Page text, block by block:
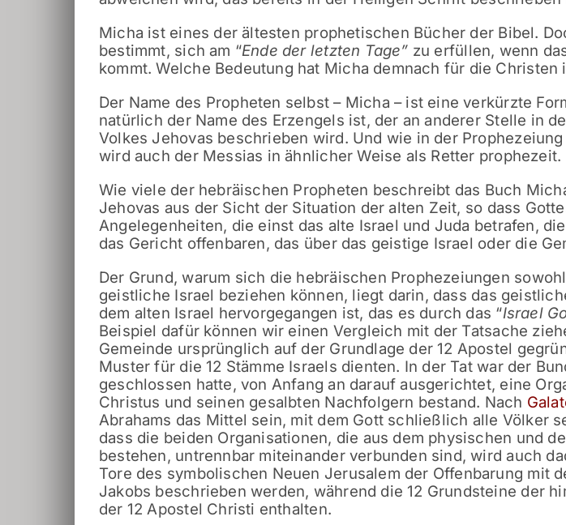
Micha ist eines der ältesten prophetischen Bücher der Bibel.
bestimmt, sich am “Ende der letzten Tage” zu erfüllen, wenn
kommt. Welche Bedeutung hat Micha demnach für die Christen
Der Name des Propheten selbst – Micha – ist eine verkürzte
natürlich der Name des Erzengels ist, der an anderer Stelle in
Volkes Jehovas beschrieben wird. Und wie in der
wird auch der Messias in ähnlicher Weise als Retter prophezeit.
Wie viele der hebräischen Propheten beschreibt das Buch
Jehovas aus der Sicht der Situation der alten Zeit, so dass
Angelegenheiten, die einst das alte Israel und Juda betrafen,
das Gericht offenbaren, das über das geistige Israel oder die
Der Grund, warum sich die hebräischen Prophezeiungen
geistliche Israel beziehen können, liegt darin, dass das
dem alten Israel hervorgegangen ist, das es durch das “Israel
Beispiel dafür können wir einen Vergleich mit der Tatsache
Gemeinde ursprünglich auf der Grundlage der 12 Apostel
Muster für die 12 Stämme Israels dienten. In der Tat war der
geschlossen hatte, von Anfang an darauf ausgerichtet, eine
Christus und seinen gesalbten Nachfolgern bestand. Nach
Abrahams das Mittel sein, mit dem Gott schließlich alle Völker
dass die beiden Organisationen, die aus dem physischen und
bestehen, untrennbar miteinander verbunden sind, wird auch
Tore des symbolischen Neuen Jerusalem der Offenbarung mit
Jakobs beschrieben werden, während die 12 Grundsteine der
der 12 Apostel Christi enthalten.